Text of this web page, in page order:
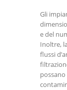
Gli
e del
Inoltre,
flussi